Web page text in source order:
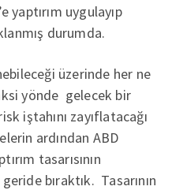
yaptırım uygulayıp
durumda.
üzerinde her ne
yönde gelecek bir
iştahını zayıflatacağı
ardından ABD
tasarısının
bıraktık. Tasarının